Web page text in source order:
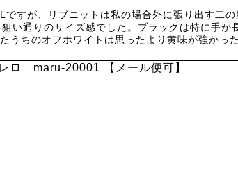
すが、リブニットは私の場合外に張り出す二
い通りのサイズ感でした。ブラックは特に手が
ちのオフホワイトは思ったより黄味が強かった
ロ maru-20001 【メール便可】